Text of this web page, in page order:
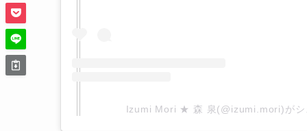
Izumi Mori ★ 森 泉(@izumi.mori)がシ